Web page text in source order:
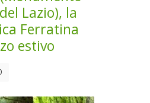
Lazio), la
Ferratina
estivo